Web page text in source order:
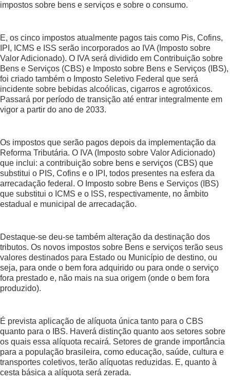
impostos sobre bens e serviços e sobre o consumo.
E, os cinco impostos atualmente pagos tais como Pis, Cofins,
IPI, ICMS e ISS serão incorporados ao IVA (Imposto sobre
Valor Adicionado). O IVA será dividido em Contribuição sobre
Bens e Serviços (CBS) e Imposto sobre Bens e Serviços (IBS),
foi criado também o Imposto Seletivo Federal que será
incidente sobre bebidas alcoólicas, cigarros e agrotóxicos.
Passará por período de transição até entrar integralmente em
vigor a partir do ano de 2033.
Os impostos que serão pagos depois da implementação da
Reforma Tributária. O IVA (Imposto sobre Valor Adicionado)
que inclui: a contribuição sobre bens e serviços (CBS) que
substitui o PIS, Cofins e o IPI, todos presentes na esfera da
arrecadação federal. O Imposto sobre Bens e Serviços (IBS)
que substitui o ICMS e o ISS, respectivamente, no âmbito
estadual e municipal de arrecadação.
Destaque-se deu-se também alteração da destinação dos
tributos. Os novos impostos sobre Bens e serviços terão seus
valores destinados para Estado ou Município de destino, ou
seja, para onde o bem fora adquirido ou para onde o serviço
fora prestado e, não mais na sua origem (onde o bem fora
produzido).
É prevista aplicação de alíquota única tanto para o CBS
quanto para o IBS. Haverá distinção quanto aos setores sobre
os quais essa alíquota recairá. Setores de grande importância
para a população brasileira, como educação, saúde, cultura e
transportes coletivos, terão alíquotas reduzidas. E, quanto à
cesta básica a alíquota será zerada.